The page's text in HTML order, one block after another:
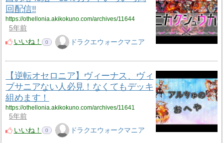
回配信‼️
https://othellonia.akikokuno.com/archives/11644
5年前
いいね！
0 ドラクエウォークマニア
【逆転オセロニア】ヴィーナス、ヴィ
ブサニアない人必見！なくてもデッキ
組めます！
https://othellonia.akikokuno.com/archives/11641
5年前
いいね！
0 ドラクエウォークマニア